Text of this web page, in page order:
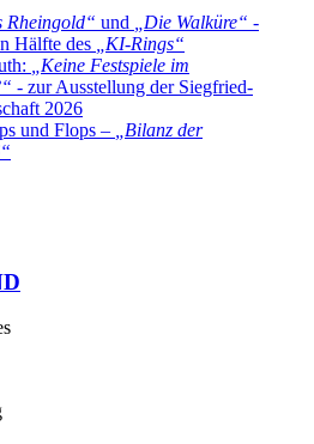
Rheingold“ und Die Walküre“ -
Hälfte des
KI-Rings“
Keine Festspiele im
“ - zur Ausstellung der Siegfried-
2026
und Flops –
Bilanz der
“